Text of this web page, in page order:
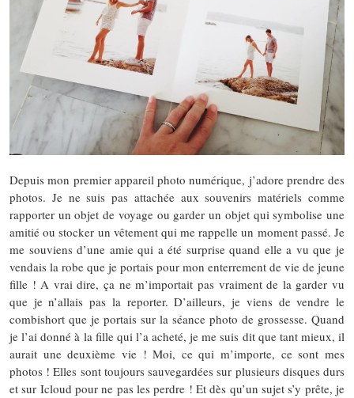
Depuis mon premier appareil photo numérique, j’adore prendre des
photos. Je ne suis pas attachée aux souvenirs matériels comme
rapporter un objet de voyage ou garder un objet qui symbolise une
amitié ou stocker un vêtement qui me rappelle un moment passé. Je
me souviens d’une amie qui a été surprise quand elle a vu que je
vendais la robe que je portais pour mon enterrement de vie de jeune
fille ! A vrai dire, ça ne m’importait pas vraiment de la garder vu
que je n’allais pas la reporter. D’ailleurs, je viens de vendre le
combishort que je portais sur la séance photo de grossesse. Quand
je l’ai donné à la fille qui l’a acheté, je me suis dit que tant mieux, il
aurait une deuxième vie ! Moi, ce qui m’importe, ce sont mes
photos ! Elles sont toujours sauvegardées sur plusieurs disques durs
et sur Icloud pour ne pas les perdre ! Et dès qu’un sujet s’y prête, je